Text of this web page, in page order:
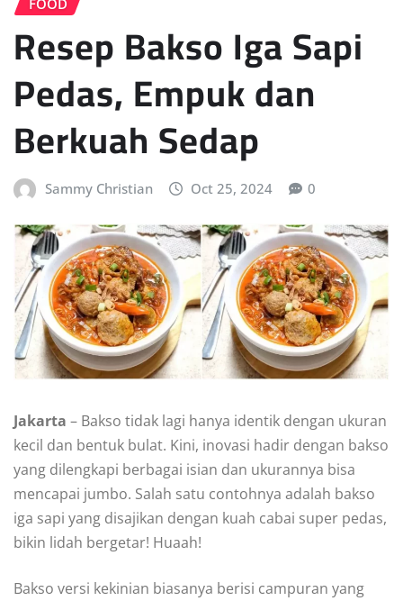
Resep Bakso Iga Sapi
Pedas, Empuk dan
Berkuah Sedap
Sammy Christian Oct 25, 2024 0
Jakarta – Bakso tidak lagi hanya identik dengan ukuran
kecil dan bentuk bulat. Kini, inovasi hadir dengan bakso
yang dilengkapi berbagai isian dan ukurannya bisa
mencapai jumbo. Salah satu contohnya adalah bakso
iga sapi yang disajikan dengan kuah cabai super pedas,
bikin lidah bergetar! Huaah!
Bakso versi kekinian biasanya berisi campuran yang